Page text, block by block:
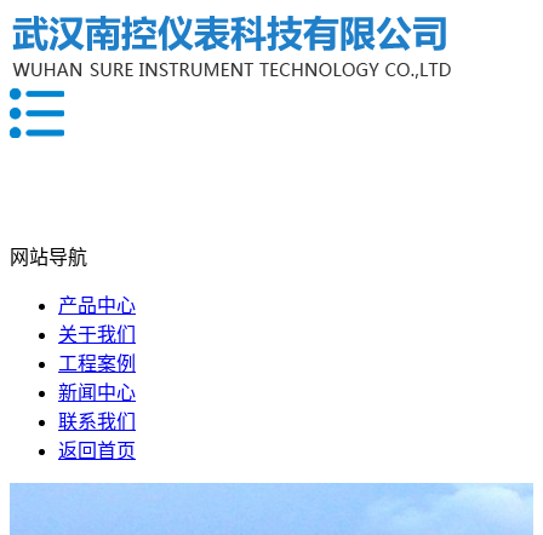
网站导航
产品中心
关于我们
工程案例
新闻中心
联系我们
返回首页